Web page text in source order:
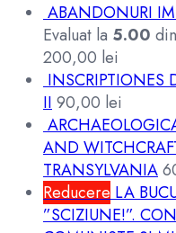
ABANDONURI
Evaluat la 5.00
200,00 lei
INSCRIPTIONES
II 90,00 lei
AND
TRANSYLVANIA
Reducere LA
”SCIZIUNE!”.